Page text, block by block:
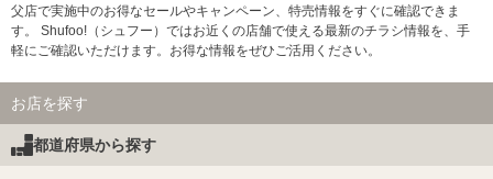
父店で実施中のお得なセールやキャンペーン、特売情報をすぐに確認できま
す。 Shufoo!（シュフー）ではお近くの店舗で使える最新のチラシ情報を、手
軽にご確認いただけます。お得な情報をぜひご活用ください。
お店を探す
都道府県から探す